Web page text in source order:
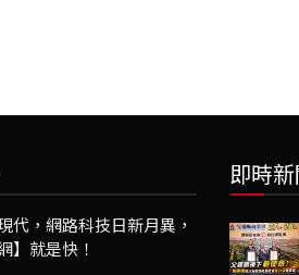
代，網路科技日新月異，
】就是快！
即時